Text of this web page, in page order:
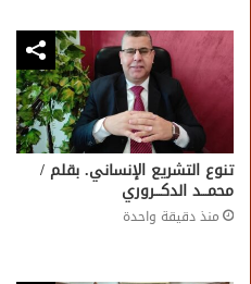
تنوع التشريع الإنساني. بقلم /
محمـــد الدكـــروري
منذ دقيقة واحدة